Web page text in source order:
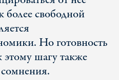
свободной
Но готовность
этому шагу также